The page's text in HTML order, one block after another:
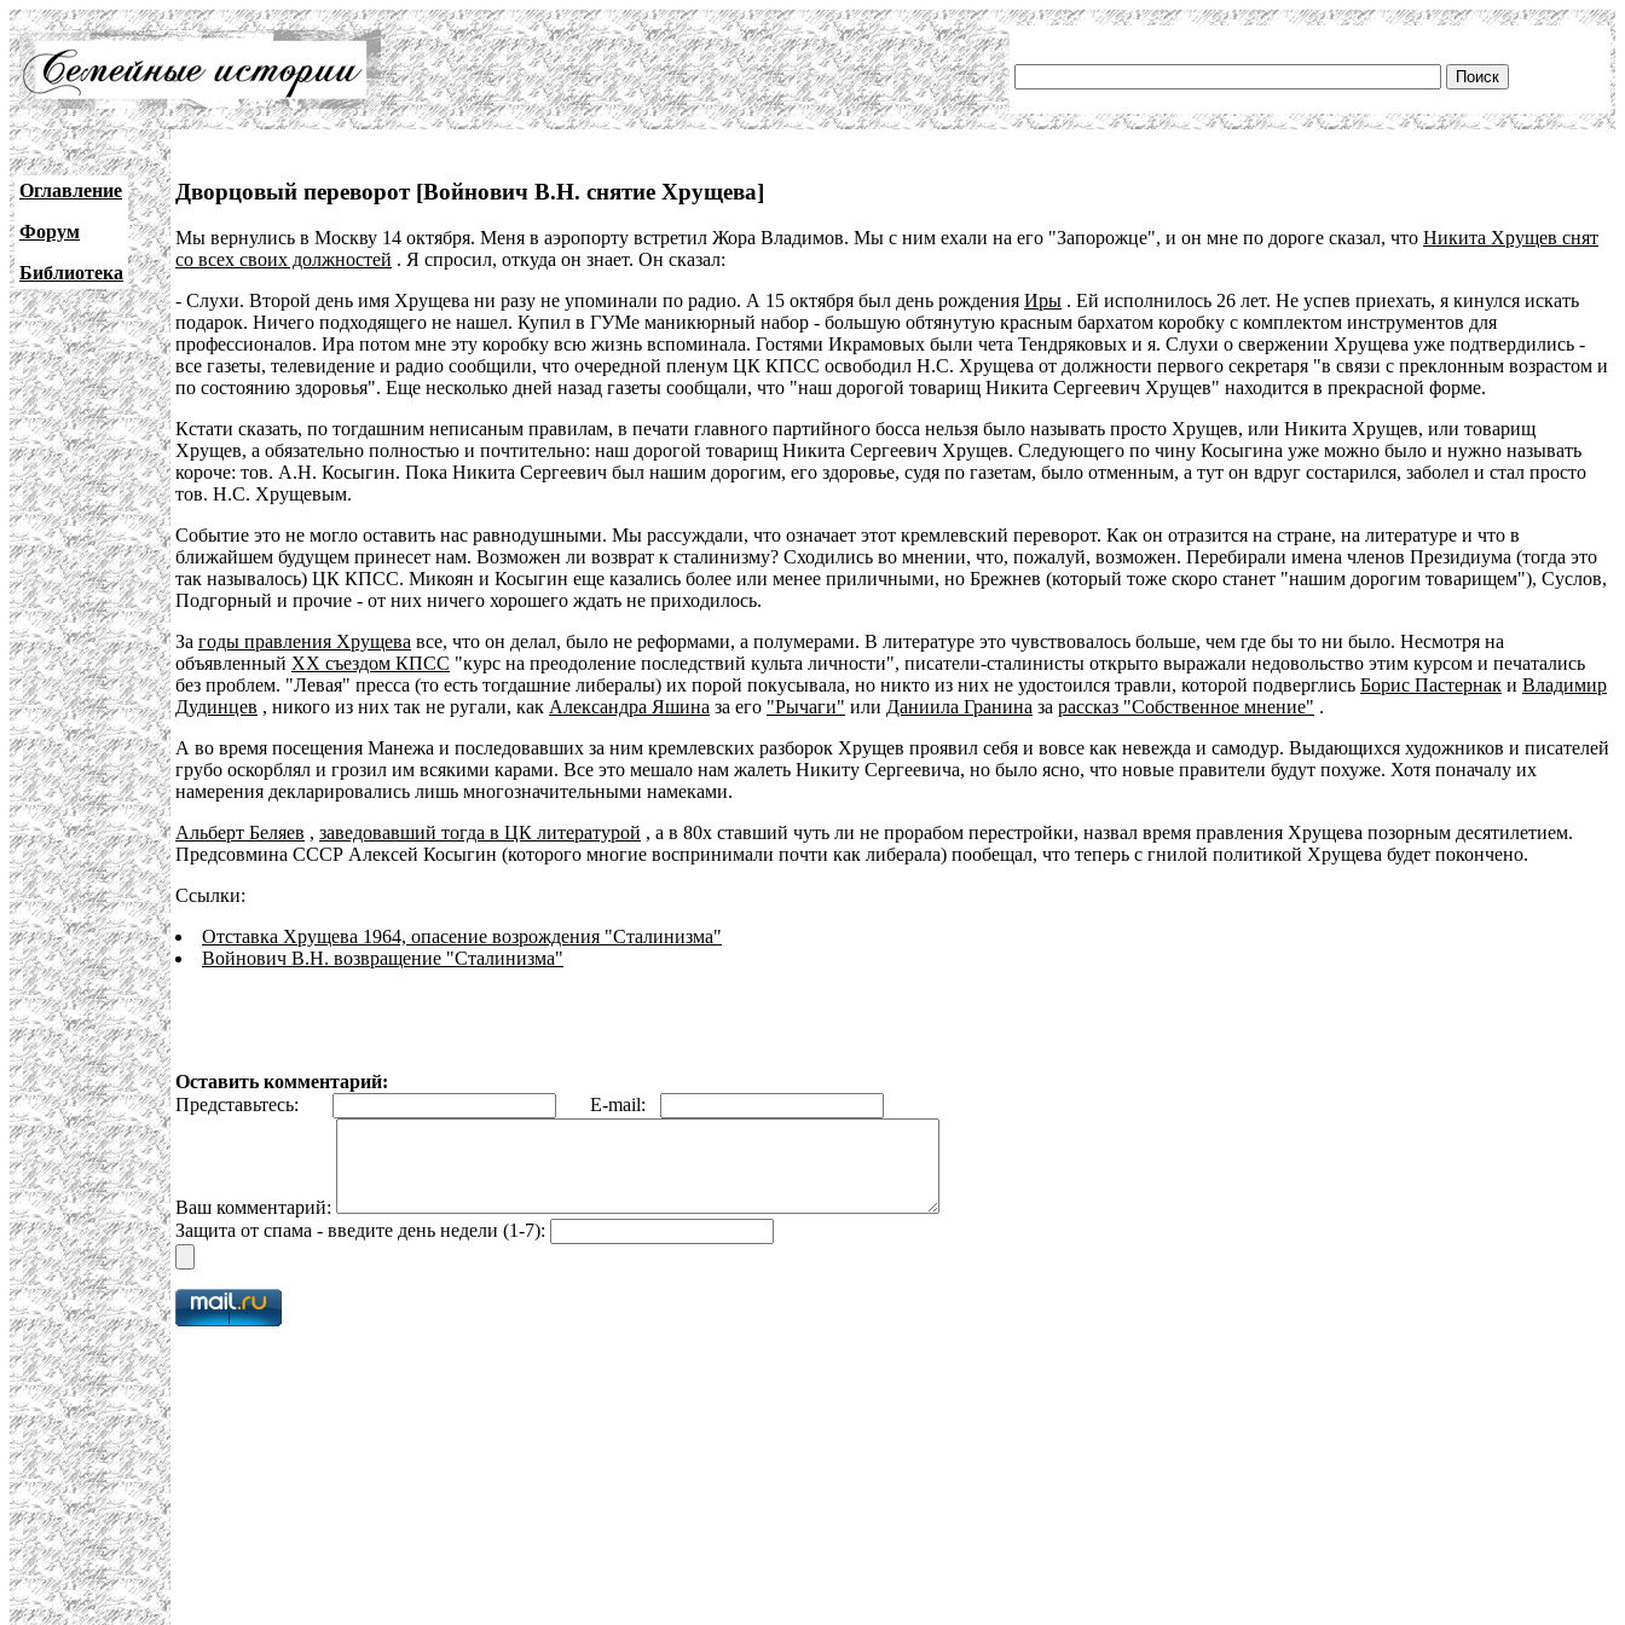
Оглавление
Форум
Библиотека
Дворцовый переворот [Войнович В.Н. снятие Хрущева]
Мы вернулись в Москву 14 октября. Меня в аэропорту встретил Жора Владимов. Мы с ним ехали на его "Запорожце", и он мне по дороге сказал, что Никита Хрущев снят
со всех своих должностей . Я спросил, откуда он знает. Он сказал:
- Слухи. Второй день имя Хрущева ни разу не упоминали по радио. А 15 октября был день рождения Иры . Ей исполнилось 26 лет. Не успев приехать, я кинулся искать
подарок. Ничего подходящего не нашел. Купил в ГУМе маникюрный набор - большую обтянутую красным бархатом коробку с комплектом инструментов для
профессионалов. Ира потом мне эту коробку всю жизнь вспоминала. Гостями Икрамовых были чета Тендряковых и я. Слухи о свержении Хрущева уже подтвердились -
все газеты, телевидение и радио сообщили, что очередной пленум ЦК КПСС освободил Н.С. Хрущева от должности первого секретаря "в связи с преклонным возрастом и
по состоянию здоровья". Еще несколько дней назад газеты сообщали, что "наш дорогой товарищ Никита Сергеевич Хрущев" находится в прекрасной форме.
Кстати сказать, по тогдашним неписаным правилам, в печати главного партийного босса нельзя было называть просто Хрущев, или Никита Хрущев, или товарищ
Хрущев, а обязательно полностью и почтительно: наш дорогой товарищ Никита Сергеевич Хрущев. Следующего по чину Косыгина уже можно было и нужно называть
короче: тов. А.Н. Косыгин. Пока Никита Сергеевич был нашим дорогим, его здоровье, судя по газетам, было отменным, а тут он вдруг состарился, заболел и стал просто
тов. Н.С. Хрущевым.
Событие это не могло оставить нас равнодушными. Мы рассуждали, что означает этот кремлевский переворот. Как он отразится на стране, на литературе и что в
ближайшем будущем принесет нам. Возможен ли возврат к сталинизму? Сходились во мнении, что, пожалуй, возможен. Перебирали имена членов Президиума (тогда это
так называлось) ЦК КПСС. Микоян и Косыгин еще казались более или менее приличными, но Брежнев (который тоже скоро станет "нашим дорогим товарищем"), Суслов,
Подгорный и прочие - от них ничего хорошего ждать не приходилось.
За годы правления Хрущева все, что он делал, было не реформами, а полумерами. В литературе это чувствовалось больше, чем где бы то ни было. Несмотря на
объявленный ХХ съездом КПСС "курс на преодоление последствий культа личности", писатели-сталинисты открыто выражали недовольство этим курсом и печатались
без проблем. "Левая" пресса (то есть тогдашние либералы) их порой покусывала, но никто из них не удостоился травли, которой подверглись Борис Пастернак и Владимир
Дудинцев , никого из них так не ругали, как Александра Яшина за его "Рычаги" или Даниила Гранина за рассказ "Собственное мнение" .
А во время посещения Манежа и последовавших за ним кремлевских разборок Хрущев проявил себя и вовсе как невежда и самодур. Выдающихся художников и писателей
грубо оскорблял и грозил им всякими карами. Все это мешало нам жалеть Никиту Сергеевича, но было ясно, что новые правители будут похуже. Хотя поначалу их
намерения декларировались лишь многозначительными намеками.
Альберт Беляев , заведовавший тогда в ЦК литературой , а в 80х ставший чуть ли не прорабом перестройки, назвал время правления Хрущева позорным десятилетием.
Предсовмина СССР Алексей Косыгин (которого многие воспринимали почти как либерала) пообещал, что теперь с гнилой политикой Хрущева будет покончено.
Ссылки:
Отставка Хрущева 1964, опасение возрождения "Сталинизма"
Войнович В.Н. возвращение "Сталинизма"
Оставить комментарий:
Представьтесь:
E-mail:
Ваш комментарий:
Защита от спама - введите день недели (1-7):